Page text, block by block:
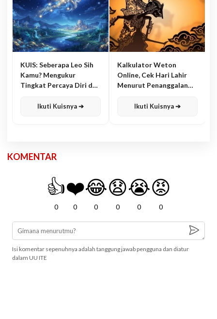
KUIS: Seberapa Leo Sih
Kamu? Mengukur
Tingkat Percaya Diri dan
Ikuti Kuisnya ➔
Kalkulator Weton
Online, Cek Hari Lahir
Menurut Penanggalan
Ikuti Kuisnya ➔
KOMENTAR
👍
0
❤️
0
😂
0
😧
0
😭
0
😡
0
Isi komentar sepenuhnya adalah tanggung jawab pengguna dan diatur
dalam UU ITE